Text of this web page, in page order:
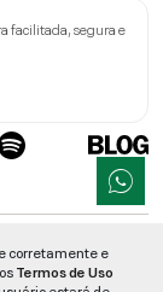
facilitada, segura e
corretamente e
Termos de Uso